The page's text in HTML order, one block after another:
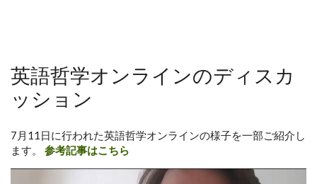
英語哲学オンラインのディスカ
ッション
7月11日に行われた英語哲学オンラインの様子を一部ご紹介し
ます。 参考記事はこちら